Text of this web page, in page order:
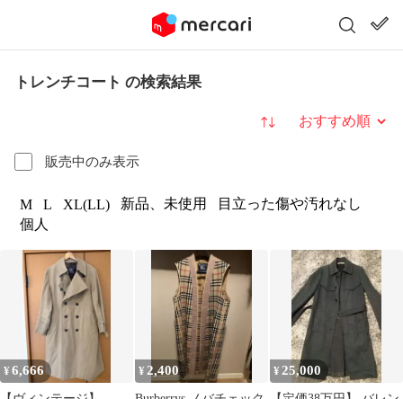
トレンチコート の検索結果
販売中のみ表示
並び替え
M L XL(LL) 新品、未使用
目立った傷や汚れなし
個人
¥6,666 ¥ 2,400 ¥ 25,000